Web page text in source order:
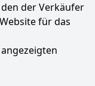
der Verkäufer
für das